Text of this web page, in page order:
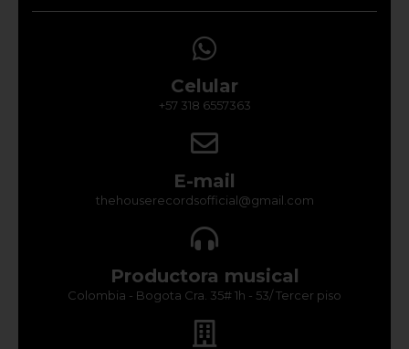
Celular
+57 318 6557363
E-mail
thehouserecordsofficial@gmail.com
Productora musical
Colombia - Bogota Cra. 35# 1h - 53/ Tercer piso